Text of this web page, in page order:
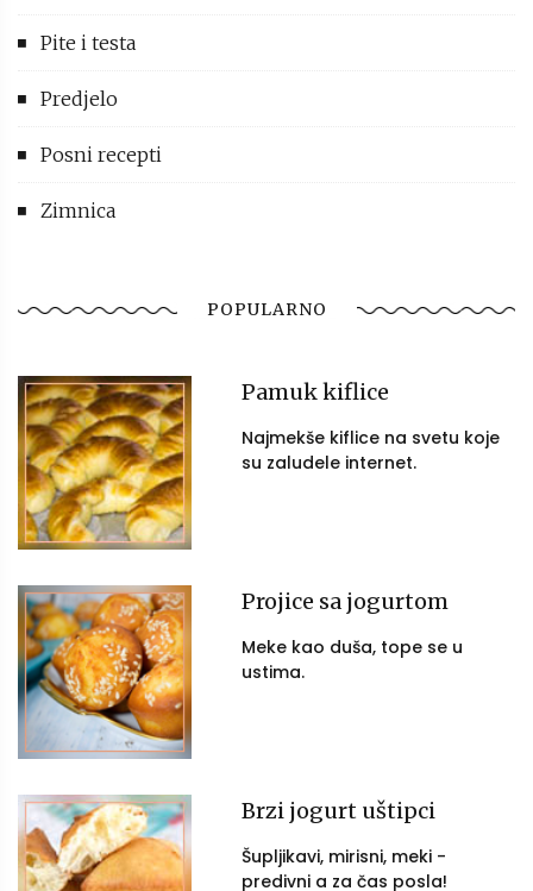
Pite i testa
Predjelo
Posni recepti
Zimnica
POPULARNO
Pamuk kiflice
Najmekše kiflice na svetu koje
su zaludele internet.
Projice sa jogurtom
Meke kao duša, tope se u
ustima.
Brzi jogurt uštipci
Šupljikavi, mirisni, meki -
predivni a za čas posla!